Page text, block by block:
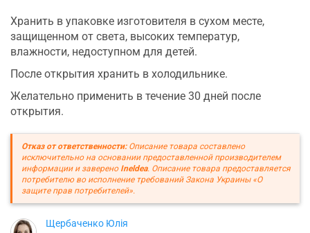
Хранить в упаковке изготовителя в сухом месте,
защищенном от света, высоких температур,
влажности, недоступном для детей.
После открытия хранить в холодильнике.
Желательно применить в течение 30 дней после
открытия.
Отказ от ответственности:Описание товара составлено
исключительно на основании предоставленной производителем
информации и заверено Ineldea. Описание товара предоставляется
потребителю во исполнение требований Закона Украины «О
защите прав потребителей».
Щербаченко Юлія